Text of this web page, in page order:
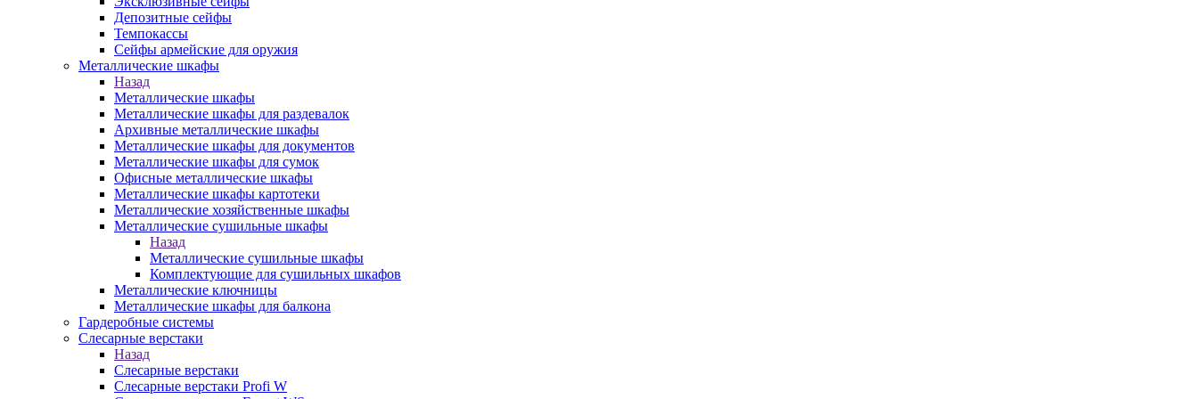
Депозитные сейфы
Темпокассы
Сейфы армейские для оружия
Металлические шкафы
Назад
Металлические шкафы
Металлические шкафы для раздевалок
Архивные металлические шкафы
Металлические шкафы для документов
Металлические шкафы для сумок
Офисные металлические шкафы
Металлические шкафы картотеки
Металлические хозяйственные шкафы
Металлические сушильные шкафы
Назад
Металлические сушильные шкафы
Комплектующие для сушильных шкафов
Металлические ключницы
Металлические шкафы для балкона
Гардеробные системы
Слесарные верстаки
Назад
Слесарные верстаки
Слесарные верстаки Profi W